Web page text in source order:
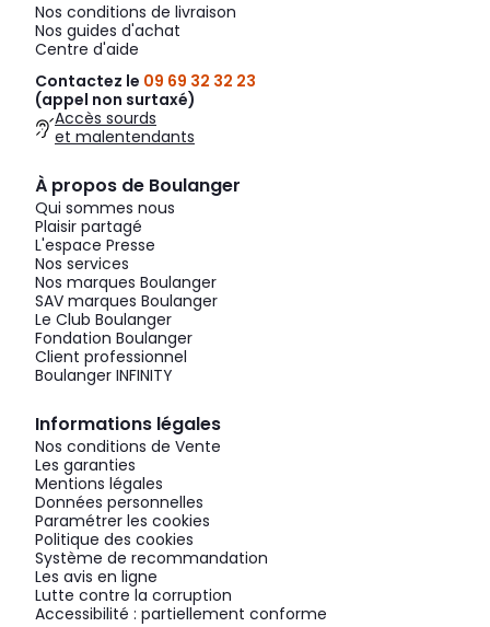
Nos conditions de livraison
Nos guides d'achat
Centre d'aide
Contactez le 09 69 32 32 23
(appel non surtaxé)
Accès sourds
et malentendants
À propos de Boulanger
Qui sommes nous
Plaisir partagé
L'espace Presse
Nos services
Nos marques Boulanger
SAV marques Boulanger
Le Club Boulanger
Fondation Boulanger
Client professionnel
Boulanger INFINITY
Informations légales
Nos conditions de Vente
Les garanties
Mentions légales
Données personnelles
Paramétrer les cookies
Politique des cookies
Système de recommandation
Les avis en ligne
Lutte contre la corruption
Accessibilité : partiellement conforme